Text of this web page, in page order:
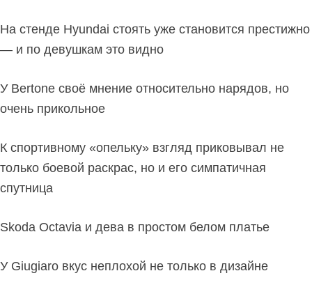
На стенде Hyundai стоять уже становится престижно
— и по девушкам это видно
У Bertone своё мнение относительно нарядов, но
очень прикольное
К спортивному «опельку» взгляд приковывал не
только боевой раскрас, но и его симпатичная
спутница
Skoda Octavia и дева в простом белом платье
У Giugiaro вкус неплохой не только в дизайне